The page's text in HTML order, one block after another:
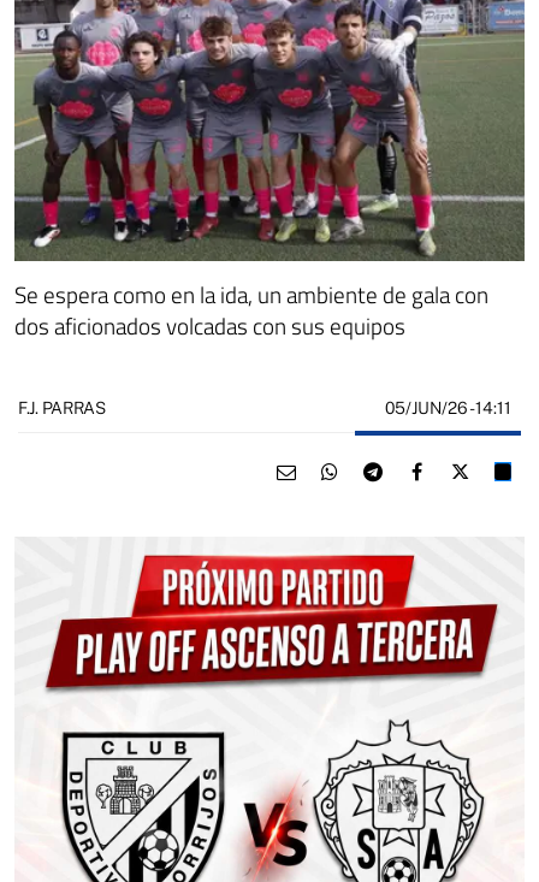
Se espera como en la ida, un ambiente de gala con
dos aficionados volcadas con sus equipos
F.J. PARRAS 05/JUN/26- 14:11